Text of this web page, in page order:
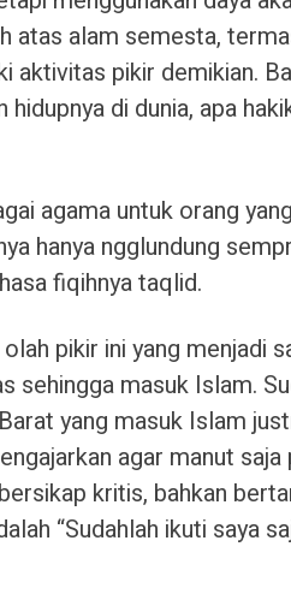
atas alam semesta,
aktivitas pikir demikian.
di dunia, apa
agama untuk orang
hanya ngglundung
fiqihnya taqlid.
pikir ini yang menjadi
sehingga masuk Islam.
yang masuk Islam
agar manut saja
kritis, bahkan
“Sudahlah ikuti saya